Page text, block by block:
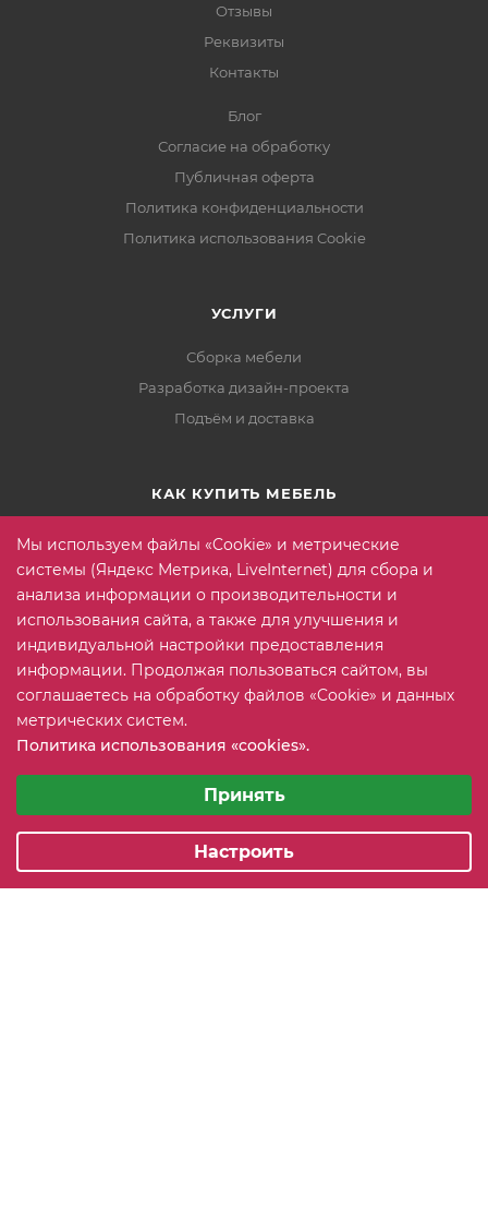
Отзывы
Реквизиты
Контакты
Блог
Согласие на обработку
Публичная оферта
Политика конфиденциальности
Политика использования Cookie
УСЛУГИ
Сборка мебели
Разработка дизайн-проекта
Подъём и доставка
КАК КУПИТЬ МЕБЕЛЬ
Условия оплаты
Условия доставки
Гарантия на товар
Вопрос-ответ
+7 (815) 2 606-608 ЗАКАЗАТЬ ЗВОНОК
info@mebeler51.ru
г. Мурманск, ул. Свердлова 11Б
Мы используем файлы «Cookie» и метрические
системы (Яндекс Метрика, LiveInternet) для сбора и
анализа информации о производительности и
использования сайта, а также для улучшения и
индивидуальной настройки предоставления
информации. Продолжая пользоваться сайтом, вы
соглашаетесь на обработку файлов «Cookie» и данных
метрических систем.
Политика использования «cookies».
Аналитические/Функциональные
Принять
Настроить